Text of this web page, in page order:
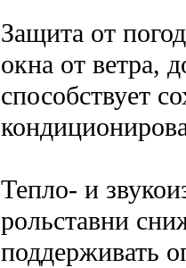
Защита от
окна от ветра,
способствует
Тепло- и
рольставни
поддерживать